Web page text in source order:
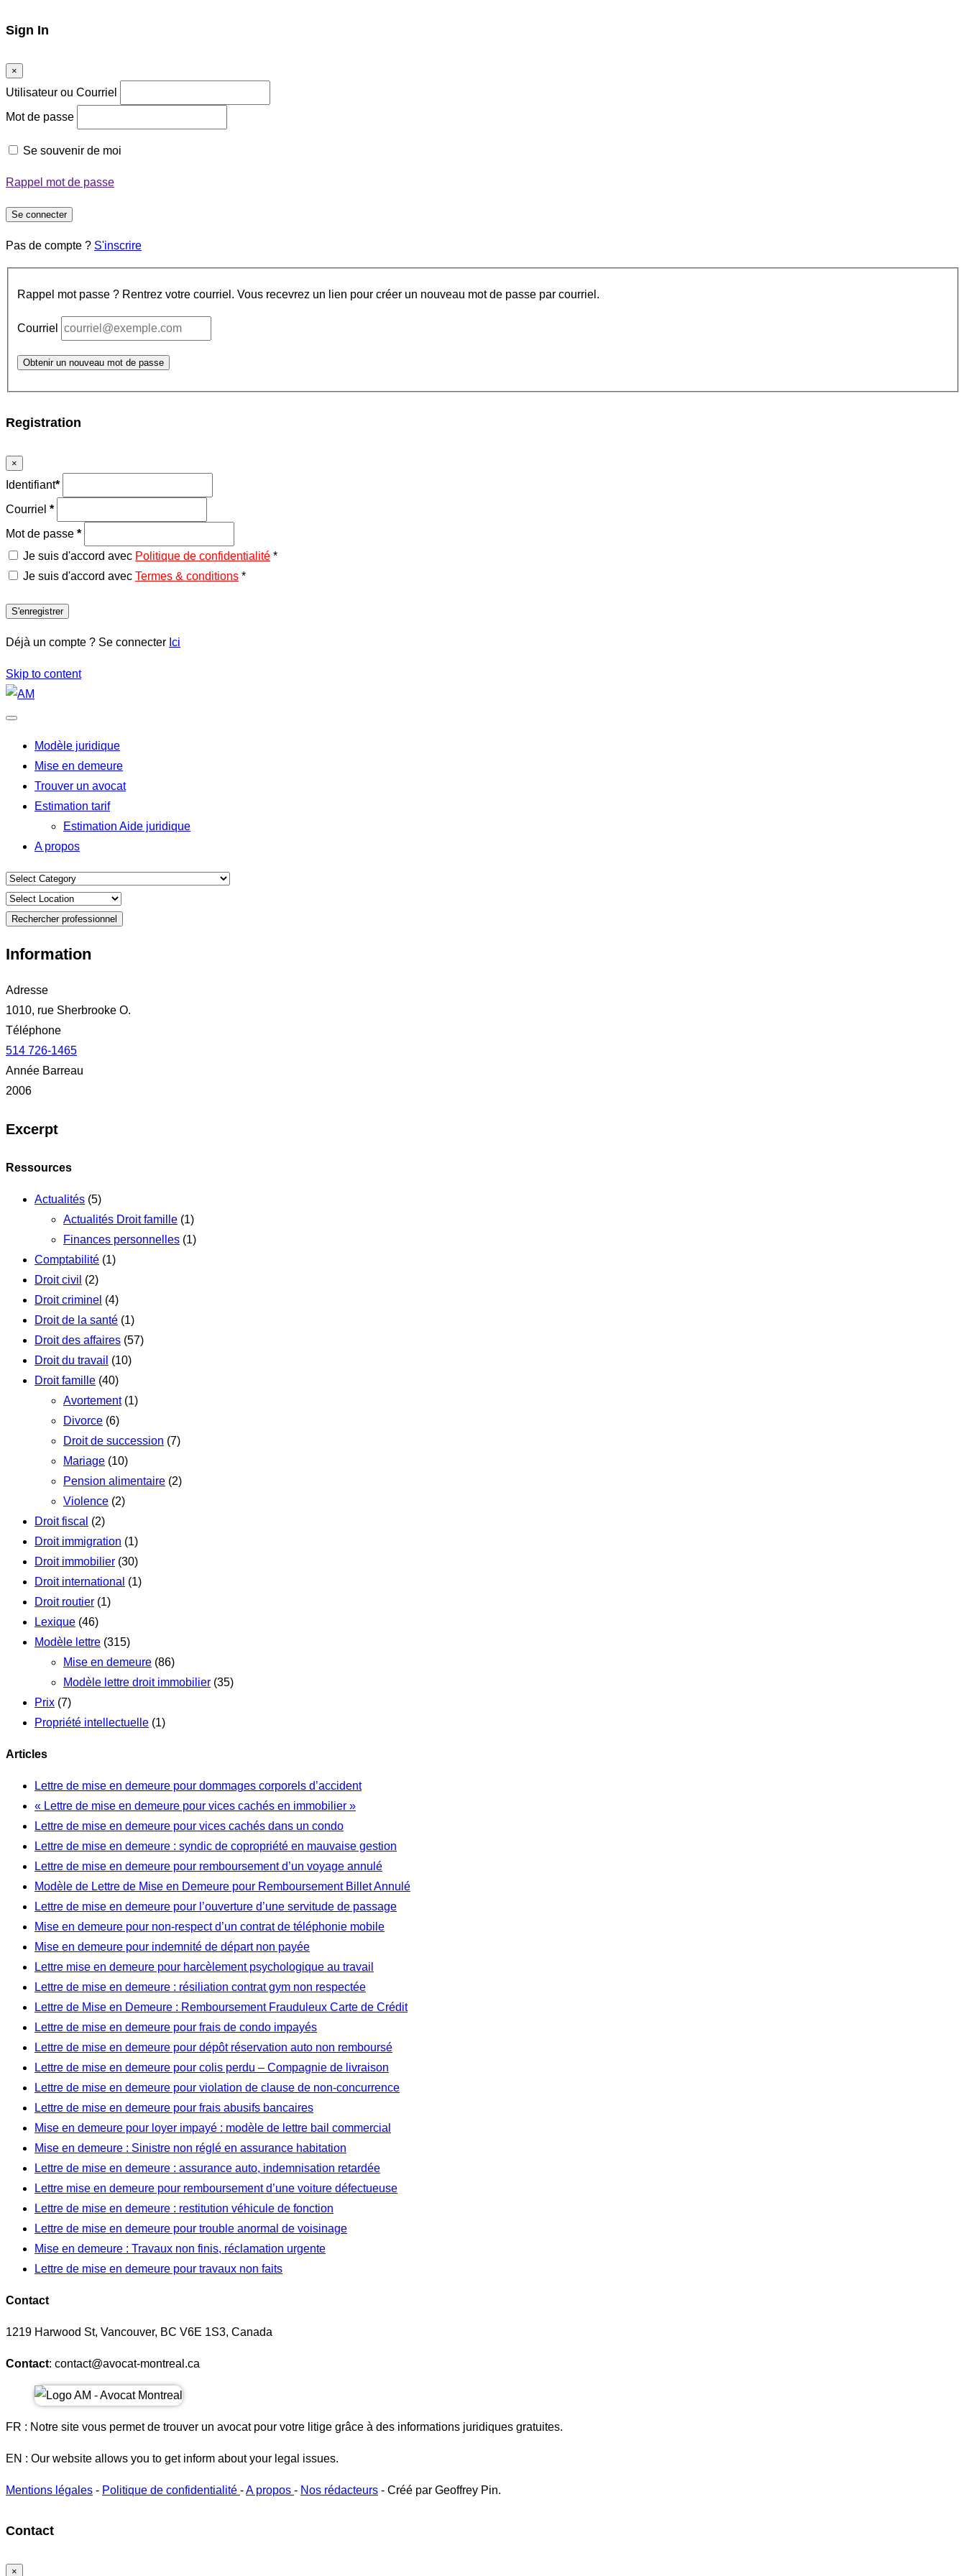
Sign In
×
Utilisateur ou Courriel
Mot de passe
Se souvenir de moi
Rappel mot de passe
Se connecter
Pas de compte ? S'inscrire
Rappel mot passe ? Rentrez votre courriel. Vous recevrez un lien pour créer un nouveau mot de passe par courriel.
Courriel
Obtenir un nouveau mot de passe
Registration
×
Identifiant*
Courriel *
Mot de passe *
Je suis d'accord avec Politique de confidentialité *
Je suis d'accord avec Termes & conditions *
S'enregistrer
Déjà un compte ? Se connecter Ici
Skip to content
Modèle juridique
Mise en demeure
Trouver un avocat
Estimation tarif
Estimation Aide juridique
A propos
Rechercher professionnel
Information
Adresse
1010, rue Sherbrooke O.
Téléphone
514 726-1465
Année Barreau
2006
Excerpt
Ressources
Actualités (5)
Actualités Droit famille (1)
Finances personnelles (1)
Comptabilité (1)
Droit civil (2)
Droit criminel (4)
Droit de la santé (1)
Droit des affaires (57)
Droit du travail (10)
Droit famille (40)
Avortement(1)
Divorce (6)
Droit de succession (7)
Mariage (10)
Pension alimentaire (2)
Violence (2)
Droit fiscal (2)
Droit immigration (1)
Droit immobilier (30)
Droit international (1)
Droit routier (1)
Lexique (46)
Modèle lettre (315)
Mise en demeure (86)
Modèle lettre droit immobilier (35)
Prix (7)
Propriété intellectuelle (1)
Articles
Lettre de mise en demeure pour dommages corporels d’accident
« Lettre de mise en demeure pour vices cachés en immobilier »
Lettre de mise en demeure pour vices cachés dans un condo
Lettre de mise en demeure : syndic de copropriété en mauvaise gestion
Lettre de mise en demeure pour remboursement d’un voyage annulé
Modèle de Lettre de Mise en Demeure pour Remboursement Billet Annulé
Lettre de mise en demeure pour l’ouverture d’une servitude de passage
Mise en demeure pour non-respect d’un contrat de téléphonie mobile
Mise en demeure pour indemnité de départ non payée
Lettre mise en demeure pour harcèlement psychologique au travail
Lettre de mise en demeure : résiliation contrat gym non respectée
Lettre de Mise en Demeure : Remboursement Frauduleux Carte de Crédit
Lettre de mise en demeure pour frais de condo impayés
Lettre de mise en demeure pour dépôt réservation auto non remboursé
Lettre de mise en demeure pour colis perdu – Compagnie de livraison
Lettre de mise en demeure pour violation de clause de non-concurrence
Lettre de mise en demeure pour frais abusifs bancaires
Mise en demeure pour loyer impayé : modèle de lettre bail commercial
Mise en demeure : Sinistre non réglé en assurance habitation
Lettre de mise en demeure : assurance auto, indemnisation retardée
Lettre mise en demeure pour remboursement d’une voiture défectueuse
Lettre de mise en demeure : restitution véhicule de fonction
Lettre de mise en demeure pour trouble anormal de voisinage
Mise en demeure : Travaux non finis, réclamation urgente
Lettre de mise en demeure pour travaux non faits
Contact
1219 Harwood St, Vancouver, BC V6E 1S3, Canada
Contact: contact@avocat-montreal.ca
FR : Notre site vous permet de trouver un avocat pour votre litige grâce à des informations juridiques gratuites.
EN : Our website allows you to get inform about your legal issues.
Mentions légales - Politique de confidentialité -A propos - Nos rédacteurs - Créé par Geoffrey Pin.
Contact
×